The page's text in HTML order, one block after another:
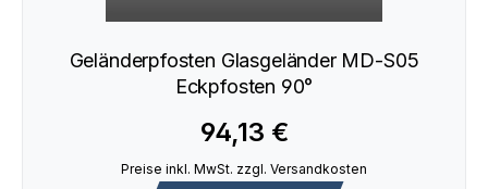
Geländerpfosten Glasgeländer MD-S05
Eckpfosten 90°
94,13 €
Preise inkl. MwSt. zzgl. Versandkosten